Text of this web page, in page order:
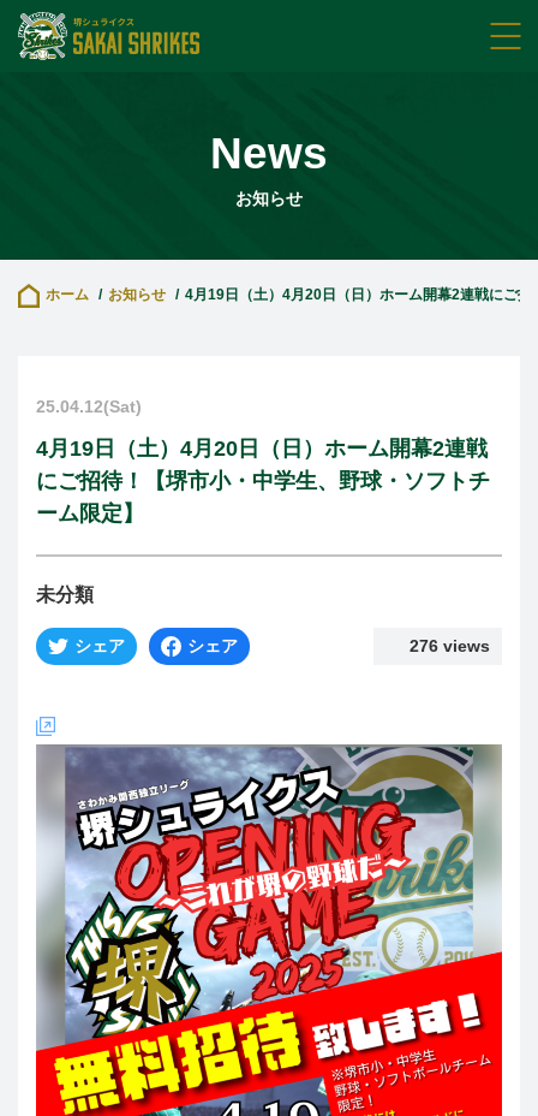
News
お知らせ
ホーム お知らせ
25.04.12(Sat)
4月19日（土）4月20日（日）ホーム開幕2連戦
にご招待！【堺市小・中学生、野球・ソフトチ
ーム限定】
未分類
シェア シェア 276 views